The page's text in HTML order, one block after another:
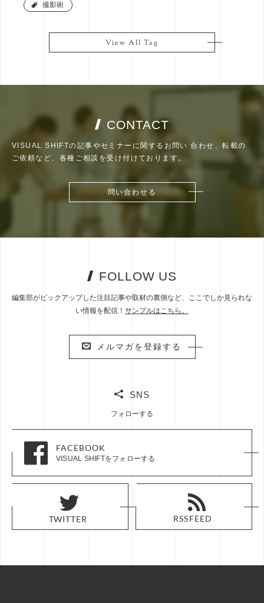
撮影術
撮影術
View All Tag
View All Tag
CONTACT
VISUAL SHIFTの記事やセミナーに関するお問い 合わせ、転載の
ご依頼など、各種ご相談を受け付けております。
問い合わせる
問い合わせる
FOLLOW US
編集部がピックアップした注目記事や取材の裏側など、ここでしか見られな
い情報を配信！ サンプルはこちら。
メルマガを登録する
メルマガを登録する
SNS
フォローする
FACEBOOK
VISUAL SHIFTをフォローする
FACEBOOK
VISUAL SHIFTをフォローする
TWITTER
TWITTER RSS FEED
RSS FEED